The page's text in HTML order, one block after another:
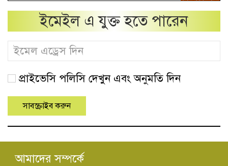
ইমেইল এ যুক্ত হতে পারেন
প্রাইভেসি পলিসি দেখুন এবং অনুমতি দিন
আমাদের সম্পর্কে